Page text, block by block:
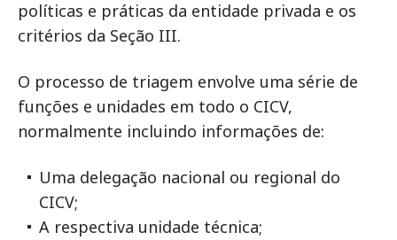
políticas e práticas da entidade privada e os
critérios da Seção III.
O processo de triagem envolve uma série de
funções e unidades em todo o CICV,
normalmente incluindo informações de:
Uma delegação nacional ou regional do
CICV;
A respectiva unidade técnica;